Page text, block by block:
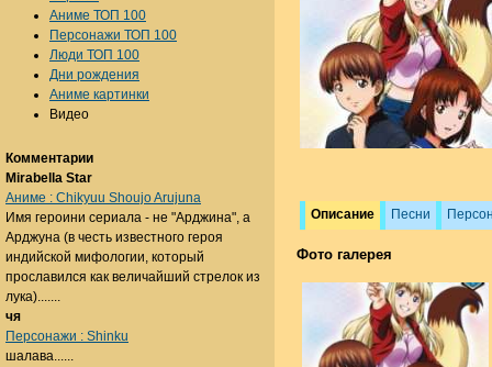
Описание Песни
Фото галерея
Аниме ТОП 100
Персонажи ТОП 100
Люди ТОП 100
Дни рождения
Аниме картинки
Видео
Комментарии
Mirabella Star
Аниме : Chikyuu Shoujo Arujuna
Имя героини сериала - не "Арджина", а
Арджуна (в честь известного героя
индийской мифологии, который
прославился как величайший стрелок из
лука).......
чя
Персонажи : Shinku
шалава......